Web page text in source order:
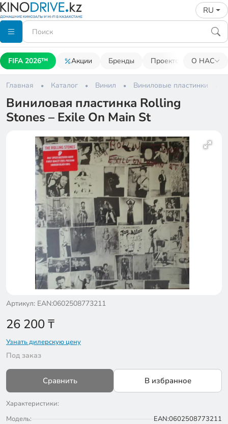
RU
FIFA 2026™ Акции Бренды Проекторы О НАС
Главная Каталог Винил Виниловые пластинки
Виниловая пластинка Rolling
Stones – Exile On Main St
Артикул: EAN:0602508773211
26 200₸
Узнать дилерскую цену
Под заказ
Сравнить В избранное
Характеристики:
Модель:
EAN:0602508773211